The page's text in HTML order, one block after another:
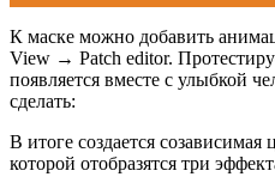
К маске можно добавить
View → Patch editor.
появляется вместе с улыбкой
сделать:
В итоге создается созависимая
которой отобразятся три